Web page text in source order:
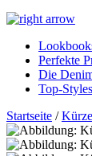
Perfekte
Die
Top-Styles
Startseite /